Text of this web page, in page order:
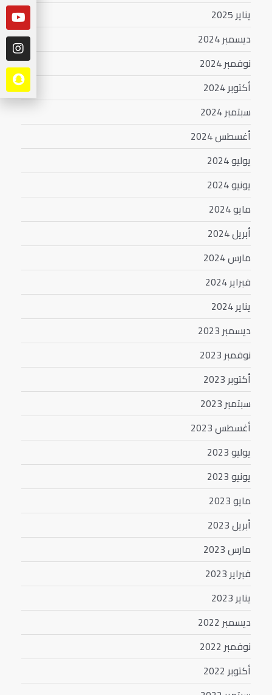
يناير 2025
ديسمبر 2024
نوفمبر 2024
أكتوبر 2024
سبتمبر 2024
أغسطس 2024
يوليو 2024
يونيو 2024
مايو 2024
أبريل 2024
مارس 2024
فبراير 2024
يناير 2024
ديسمبر 2023
نوفمبر 2023
أكتوبر 2023
سبتمبر 2023
أغسطس 2023
يوليو 2023
يونيو 2023
مايو 2023
أبريل 2023
مارس 2023
فبراير 2023
يناير 2023
ديسمبر 2022
نوفمبر 2022
أكتوبر 2022